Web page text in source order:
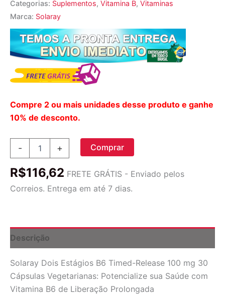
Categorias: Suplementos, Vitamina B, Vitaminas
Marca: Solaray
Compre 2 ou mais unidades desse produto e ganhe
10% de desconto.
-
B6
Release
Cápsulas
Vegetarianas
Vitamina
B6
Essencial
quantidade
+ Comprar
R$116,62 FRETE GRÁTIS - Enviado pelos
Correios. Entrega em até 7 dias.
Descrição
Solaray Dois Estágios B6 Timed-Release 100 mg 30
Cápsulas Vegetarianas: Potencialize sua Saúde com
Vitamina B6 de Liberação Prolongada